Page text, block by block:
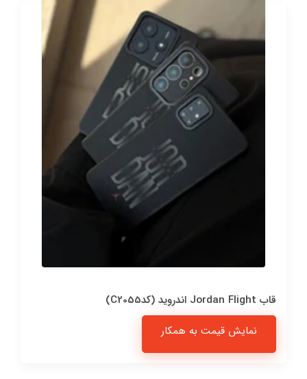
قاب Jordan Flight اندروید (کدC2055)
نمایش قیمت به همکار